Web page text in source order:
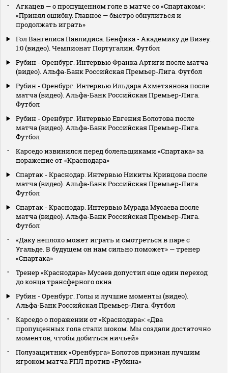
Агкацев — о пропущенном голе в матче со «Спартаком»:
«Принял ошибку. Главное — быстро обнулиться и
продолжать играть»
Гол Вангелиса Павлидиса. Бенфика - Академику де Визеу.
1:0 (видео). Чемпионат Португалии. Футбол
Рубин - Оренбург. Интервью Франка Артиги после матча
(видео). Альфа-Банк Российская Премьер-Лига. Футбол
Рубин - Оренбург. Интервью Ильдара Ахметзянова после
матча (видео). Альфа-Банк Российская Премьер-Лига.
Футбол
Рубин - Оренбург. Интервью Евгения Болотова после
матча (видео). Альфа-Банк Российская Премьер-Лига.
Футбол
Карседо извинился перед болельщиками «Спартака» за
поражение от «Краснодара»
Спартак - Краснодар. Интервью Никиты Кривцова после
матча (видео). Альфа-Банк Российская Премьер-Лига.
Футбол
Спартак - Краснодар. Интервью Мурада Мусаева после
матча (видео). Альфа-Банк Российская Премьер-Лига.
Футбол
«Даку неплохо может играть и смотреться в паре с
Угальде. В будущем он нам сильно поможет» — тренер
«Спартака»
Тренер «Краснодара» Мусаев допустил еще один переход
до конца трансферного окна
Рубин - Оренбург. Голы и лучшие моменты (видео).
Альфа-Банк Российская Премьер-Лига. Футбол
Карседо о поражении от «Краснодара»: «Два
пропущенных гола стали шоком. Мы создали достаточно
моментов, чтобы добиться ничьей»
Полузащитник «Оренбурга» Болотов признан лучшим
игроком матча РПЛ против «Рубина»